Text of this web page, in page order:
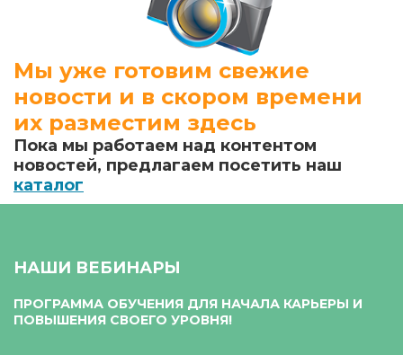
Мы уже готовим свежие
новости и в скором времени
их разместим здесь
Пока мы работаем над контентом
новостей, предлагаем посетить наш
каталог
НАШИ ВЕБИНАРЫ
ПРОГРАММА ОБУЧЕНИЯ ДЛЯ НАЧАЛА КАРЬЕРЫ И
ПОВЫШЕНИЯ СВОЕГО УРОВНЯ!